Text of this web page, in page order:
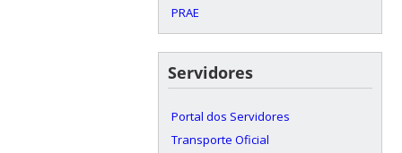
PRAE
Servidores
Portal dos Servidores
Transporte Oficial